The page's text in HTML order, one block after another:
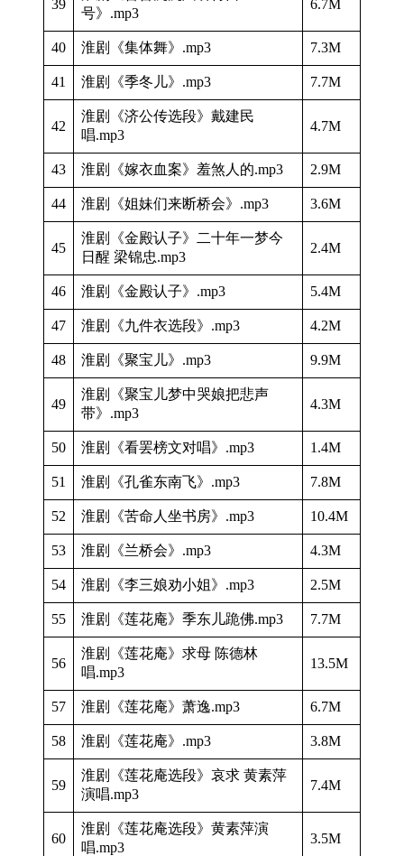
39
号》.mp3
6.7M
40 淮剧《集体舞》.mp3 7.3M
41 淮剧《季冬儿》.mp3 7.7M
42
淮剧《济公传选段》戴建民
唱.mp3
4.7M
43 淮剧《嫁衣血案》羞煞人的.mp3 2.9M
44 淮剧《姐妹们来断桥会》.mp3 3.6M
45
淮剧《金殿认子》二十年一梦今
日醒 梁锦忠.mp3
2.4M
46 淮剧《金殿认子》.mp3 5.4M
47 淮剧《九件衣选段》.mp3 4.2M
48 淮剧《聚宝儿》.mp3 9.9M
49
淮剧《聚宝儿梦中哭娘把悲声
带》.mp3
4.3M
50 淮剧《看罢榜文对唱》.mp3 1.4M
51 淮剧《孔雀东南飞》.mp3 7.8M
52 淮剧《苦命人坐书房》.mp3 10.4M
53 淮剧《兰桥会》.mp3 4.3M
54 淮剧《李三娘劝小姐》.mp3 2.5M
55 淮剧《莲花庵》季东儿跪佛.mp3 7.7M
56
淮剧《莲花庵》求母 陈德林
唱.mp3
13.5M
57 淮剧《莲花庵》萧逸.mp3 6.7M
58 淮剧《莲花庵》.mp3 3.8M
59
淮剧《莲花庵选段》哀求 黄素萍
演唱.mp3
7.4M
60
淮剧《莲花庵选段》黄素萍演
唱.mp3
3.5M